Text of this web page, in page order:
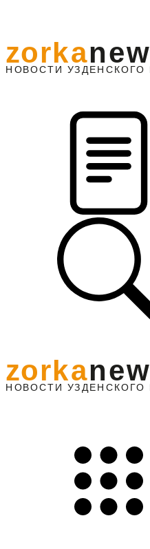
НО ВОСТИ УЗДЕНС КО ГО
zorkanew